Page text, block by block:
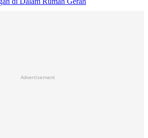
Advertisement